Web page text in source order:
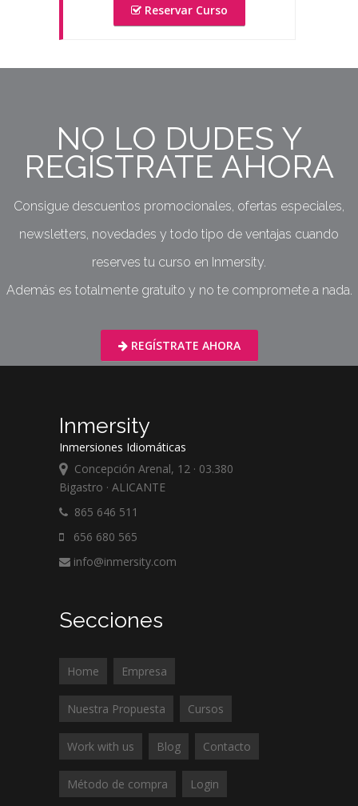
Reservar Curso
NO LO DUDES Y
REGÍSTRATE AHORA
Consigue descuentos promocionales, ofertas especiales,
newsletters, novedades y todo tipo de ventajas cuando
reserves tu curso en Inmersity.
Además es totalmente gratuito y no te compromete a nada.
REGÍSTRATE AHORA
Inmersity
Inmersiones Idiomáticas
Concepción Arenal, 12 · 03.380
Bigastro · ALICANTE
865 646 511
656 680 565
info@inmersity.com
Secciones
Home Empresa
Nuestra Propuesta Cursos
Work with us Blog Contacto
Método de compra Login